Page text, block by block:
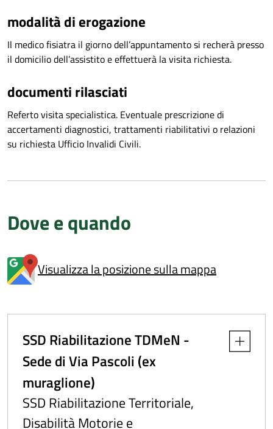
modalità di erogazione
Il medico fisiatra il giorno dell’appuntamento si recherà presso
il domicilio dell’assistito e effettuerà la visita richiesta.
documenti rilasciati
Referto visita specialistica. Eventuale prescrizione di
accertamenti diagnostici, trattamenti riabilitativi o relazioni
su richiesta Ufficio Invalidi Civili.
Dove e quando
Visualizza la posizione sulla mappa
SSD Riabilitazione TDMeN -
Sede di Via Pascoli (ex
muraglione)
SSD Riabilitazione Territoriale,
Disabilità Motorie e
Apri